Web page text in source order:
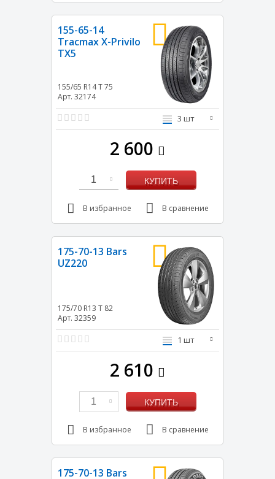
155-65-14
Tracmax X-Privilo
TX5
155/65 R14T75
Арт. 32174
3 шт
2 600
1 КУПИТЬ
В избранное В сравнение
175-70-13 Bars
UZ220
175/70 R13 T 82
Арт. 32359
1 шт
2 610
1 КУПИТЬ
В избранное В сравнение
175-70-13 Bars